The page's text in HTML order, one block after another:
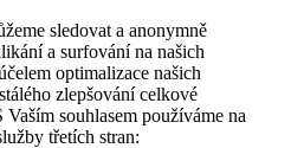
sledovat a anonymně
a surfování na našich
optimalizace našich
zlepšování celkové
souhlasem používáme na
třetích stran: